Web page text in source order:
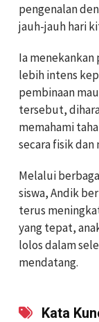
pengenalan
jauh-jauh hari
Ia
lebih intens
pembinaan
tersebut,
memahami
secara fisik dan
Melalui
siswa, Andik
terus
yang tepat,
lolos dalam
mendatang.
Kata